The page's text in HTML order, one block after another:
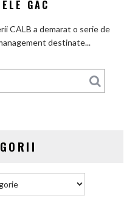
scandalul
celulelor
GAC
CALB a demarat o serie de
destinate...